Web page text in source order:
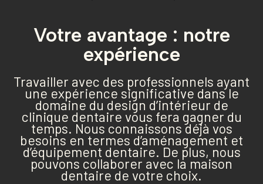
Votre avantage : notre
expérience
Travailler avec des professionnels ayant
une expérience significative dans le
domaine du design d’intérieur de
clinique dentaire vous fera gagner du
temps. Nous connaissons déjà vos
besoins en termes d’aménagement et
d’équipement dentaire. De plus, nous
pouvons collaborer avec la maison
dentaire de votre choix.